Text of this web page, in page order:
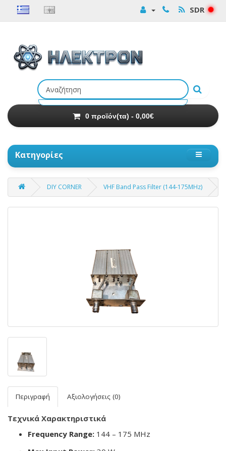
SDR
0 προϊόν(τα) - 0,00€
Κατηγορίες
DIY CORNER VHF Band Pass Filter (144-175MHz)
Περιγραφή Αξιολογήσεις (0)
Τεχνικά Χαρακτηριστικά
Frequency Range: 144 – 175 MHz